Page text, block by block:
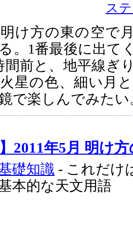
ス
け方の東の空で
。1番最後に出て
間前と、地平線ぎ
星の色、細い月
で楽しんでみたい
】2011年5月 明け
礎知識 - これだけ
本的な天文用語